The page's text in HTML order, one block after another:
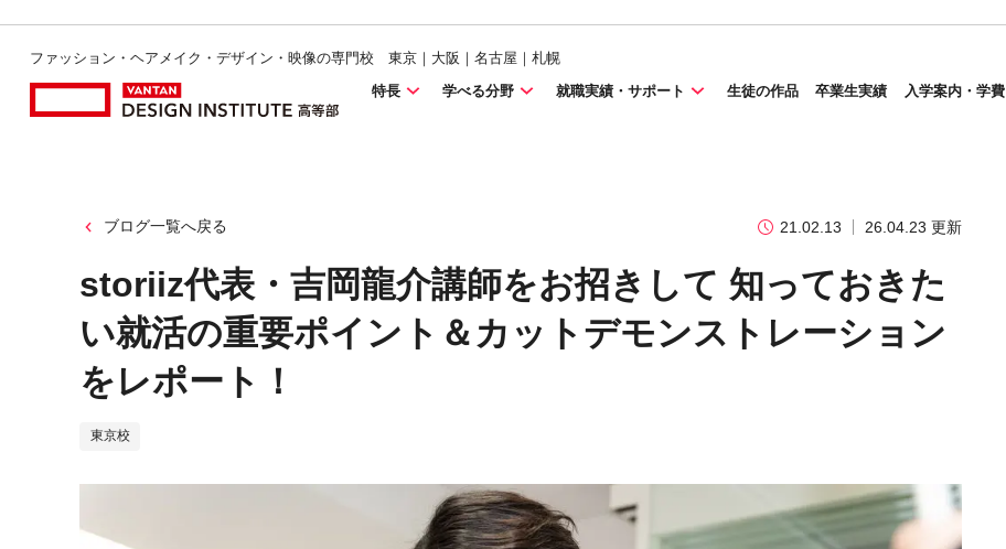
ファッション・ヘアメイク・デザイン・映像の専門校 東京｜大阪｜名古屋｜札幌
特長
学べる分野 就職実績・サポート 生徒の作品 卒業生実績 入学案内・学費
ブログ一覧へ戻る 21.02.13 26.04.23 更新
storiiz代表・吉岡龍介講師をお招きして 知っておきた
い就活の重要ポイント＆カットデモンストレーション
をレポート！
東京校